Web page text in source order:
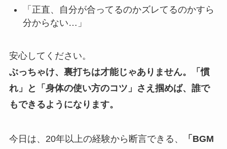
「正直、自分が合ってるのかズレてるのかすら
分からない…」
安心してください。
ぶっちゃけ、裏打ちは才能じゃありません。「慣
れ」と「身体の使い方のコツ」さえ掴めば、誰で
もできるようになります。
今日は、20年以上の経験から断言できる、
「BGM